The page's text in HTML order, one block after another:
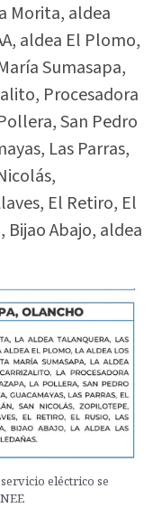
Morita, aldea
aldea El Plomo,
Sumasapa,
Procesadora
San Pedro
Las Parras,
El Retiro, El
Bijao Abajo, aldea
eléctrico se